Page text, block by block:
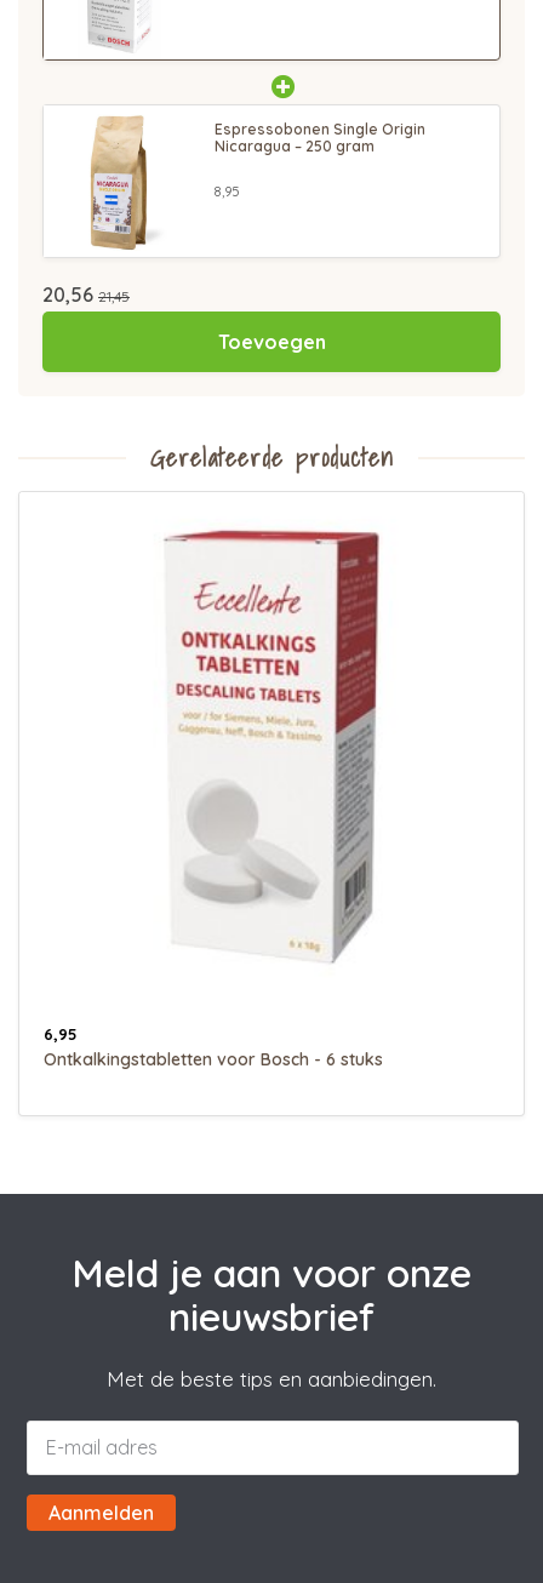
Espressobonen Single Origin
Nicaragua – 250 gram
8,95
20,56 21,45
Toevoegen
Gerelateerde producten
6,95
Ontkalkingstabletten voor Bosch - 6 stuks
Meld je aan voor onze
nieuwsbrief
Met de beste tips en aanbiedingen.
Aanmelden